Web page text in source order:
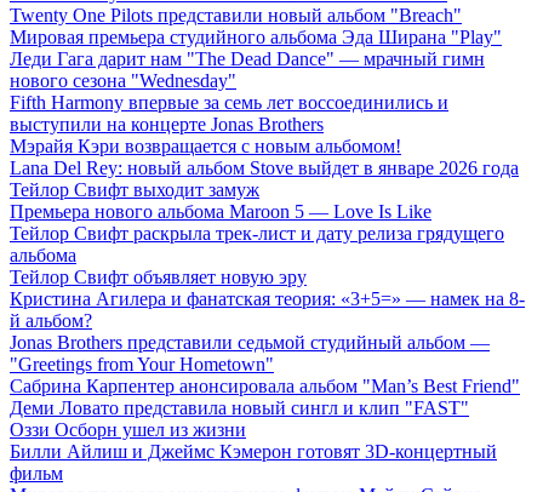
Twenty One Pilots представили новый альбом "Breach"
Мировая премьера студийного альбома Эда Ширана "Play"
Леди Гага дарит нам "The Dead Dance" — мрачный гимн
нового сезона "Wednesday"
Fifth Harmony впервые за семь лет воссоединились и
выступили на концерте Jonas Brothers
Мэрайя Кэри возвращается с новым альбомом!
Lana Del Rey: новый альбом Stove выйдет в январе 2026 года
Тейлор Свифт выходит замуж
Премьера нового альбома Maroon 5 — Love Is Like
Тейлор Свифт раскрыла трек-лист и дату релиза грядущего
альбома
Тейлор Свифт объявляет новую эру
Кристина Агилера и фанатская теория: «3+5=» — намек на 8-
й альбом?
Jonas Brothers представили седьмой студийный альбом —
"Greetings from Your Hometown"
Сабрина Карпентер анонсировала альбом "Man’s Best Friend"
Деми Ловато представила новый сингл и клип "FAST"
Оззи Осборн ушел из жизни
Билли Айлиш и Джеймс Кэмерон готовят 3D-концертный
фильм